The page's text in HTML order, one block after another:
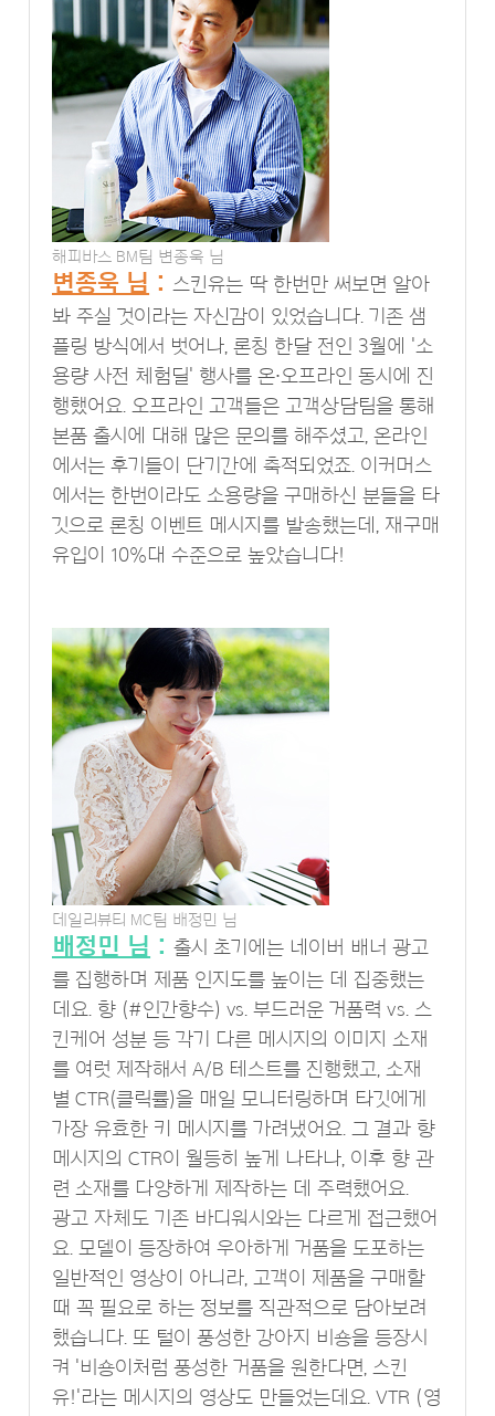
해피바스 BM팀 변종욱 님
변종욱 님 :스킨유는 딱 한번만 써보면 알아
봐 주실 것이라는 자신감이 있었습니다. 기존 샘
플링 방식에서 벗어나, 론칭 한달 전인 3월에 '소
용량 사전 체험딜' 행사를 온∙오프라인 동시에 진
행했어요. 오프라인 고객들은 고객상담팀을 통해
본품 출시에 대해 많은 문의를 해주셨고, 온라인
에서는 후기들이 단기간에 축적되었죠. 이커머스
에서는 한번이라도 소용량을 구매하신 분들을 타
깃으로 론칭 이벤트 메시지를 발송했는데, 재구매
유입이 10%대 수준으로 높았습니다!
데일리뷰티 MC팀 배정민 님
배정민 님 :출시 초기에는 네이버 배너 광고
를 집행하며 제품 인지도를 높이는 데 집중했는
데요. 향 (#인간향수) vs. 부드러운 거품력 vs. 스
킨케어 성분 등 각기 다른 메시지의 이미지 소재
를 여럿 제작해서 A/B 테스트를 진행했고, 소재
별 CTR(클릭률)을 매일 모니터링하며 타깃에게
가장 유효한 키 메시지를 가려냈어요. 그 결과 향
메시지의 CTR이 월등히 높게 나타나, 이후 향 관
련 소재를 다양하게 제작하는 데 주력했어요.
광고 자체도 기존 바디워시와는 다르게 접근했어
요. 모델이 등장하여 우아하게 거품을 도포하는
일반적인 영상이 아니라, 고객이 제품을 구매할
때 꼭 필요로 하는 정보를 직관적으로 담아보려
했습니다. 또 털이 풍성한 강아지 비숑을 등장시
켜 '비숑이처럼 풍성한 거품을 원한다면, 스킨
유!'라는 메시지의 영상도 만들었는데요. VTR (영